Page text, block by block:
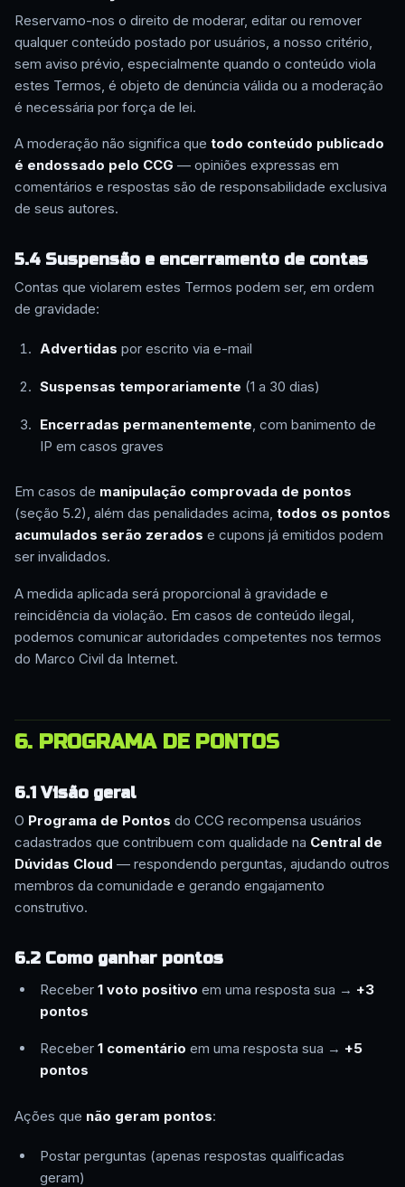
Reservamo-nos o direito de moderar, editar ou remover
qualquer conteúdo postado por usuários, a nosso critério,
sem aviso prévio, especialmente quando o conteúdo viola
estes Termos, é objeto de denúncia válida ou a moderação
é necessária por força de lei.
A moderação não significa que todo conteúdo publicado
é endossado pelo CCG — opiniões expressas em
comentários e respostas são de responsabilidade exclusiva
de seus autores.
5.4 Suspensão e encerramento de contas
Contas que violarem estes Termos podem ser, em ordem
de gravidade:
Advertidas por escrito via e-mail
Suspensas temporariamente (1 a 30 dias)
Encerradas permanentemente , com banimento de
IP em casos graves
Em casos de manipulação comprovada de pontos
(seção 5.2), além das penalidades acima, todos os pontos
acumulados serão zerados e cupons já emitidos podem
ser invalidados.
A medida aplicada será proporcional à gravidade e
reincidência da violação. Em casos de conteúdo ilegal,
podemos comunicar autoridades competentes nos termos
do Marco Civil da Internet.
6. PROGRAMA DE PONTOS
6.1 Visão geral
O Programa de Pontos do CCG recompensa usuários
cadastrados que contribuem com qualidade na Central de
Dúvidas Cloud — respondendo perguntas, ajudando outros
membros da comunidade e gerando engajamento
construtivo.
6.2 Como ganhar pontos
Receber 1 voto positivo em uma resposta sua → +3
pontos
Receber 1 comentário em uma resposta sua → +5
pontos
Ações que não geram pontos:
Postar perguntas (apenas respostas qualificadas
geram)